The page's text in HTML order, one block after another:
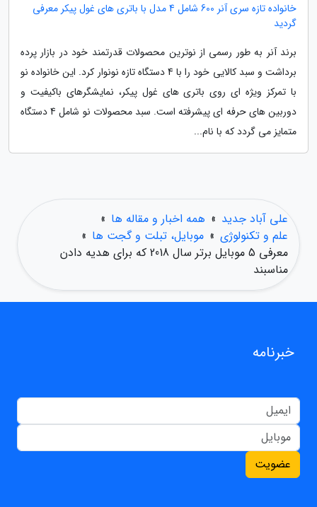
خانواده تازه سری آنر 600 شامل 4 مدل با باتری های غول پیکر معرفی
گردید
برند آنر به طور رسمی از نوترین محصولات قدرتمند خود در بازار پرده
برداشت و سبد کالایی خود را با 4 دستگاه تازه نونوار کرد. این خانواده نو
با تمرکز ویژه ای روی باتری های غول پیکر، نمایشگرهای باکیفیت و
دوربین های حرفه ای پیشرفته است. سبد محصولات نو شامل 4 دستگاه
متمایز می گردد که با نام...
علی آباد جدید » همه اخبار و مقاله ها »
علم و تکنولوژی » موبایل، تبلت و گجت ها »
معرفی 5 موبایل برتر سال 2018 که برای هدیه دادن
مناسبند
خبرنامه
عضویت